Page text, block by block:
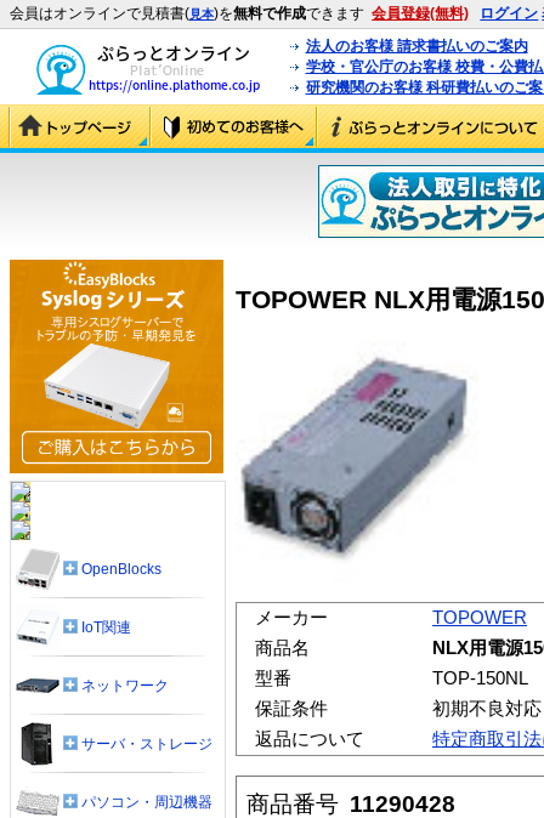
会員はオンラインで見積書(見本)を無料で作成できます 会員登録(無料) ログイン
法人のお客様 請求書払いのご案内
学校・官公庁のお客様 校費・公費
研究機関のお客様 科研費払いのご
TOPOWER NLX用電源
メーカー
TOPOWER
商品名
NLX用電源
型番
TOP-150NL
保証条件
初期不良対
返品について
特定商取引
商品番号 11290428
OpenBlocks
IoT関連
ネットワーク
サーバ・ストレージ
パソコン・周辺機器